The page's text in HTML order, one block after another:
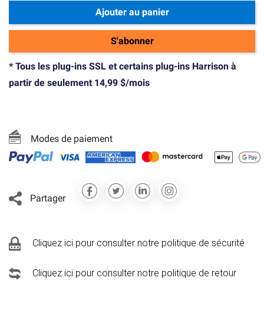
Ajouter au panier
S'abonner
* Tous les plug-ins SSL et certains plug-ins Harrison à
partir de seulement 14,99 $/mois
Modes de paiement
Partager
Cliquez ici pour consulter notre politique de sécurité
Cliquez ici pour consulter notre politique de retour